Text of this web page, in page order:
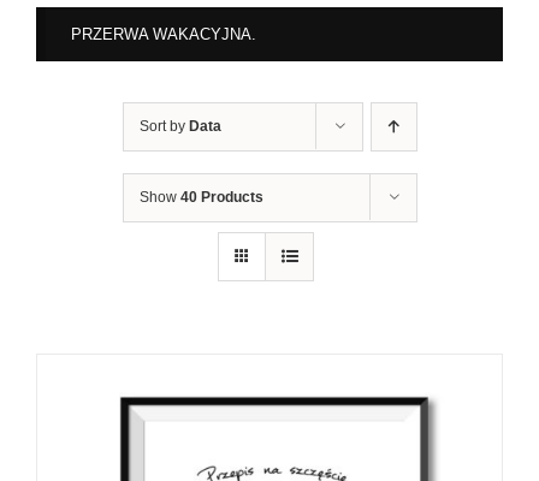
PRZERWA WAKACYJNA.
Sort by Data
Show 40 Products